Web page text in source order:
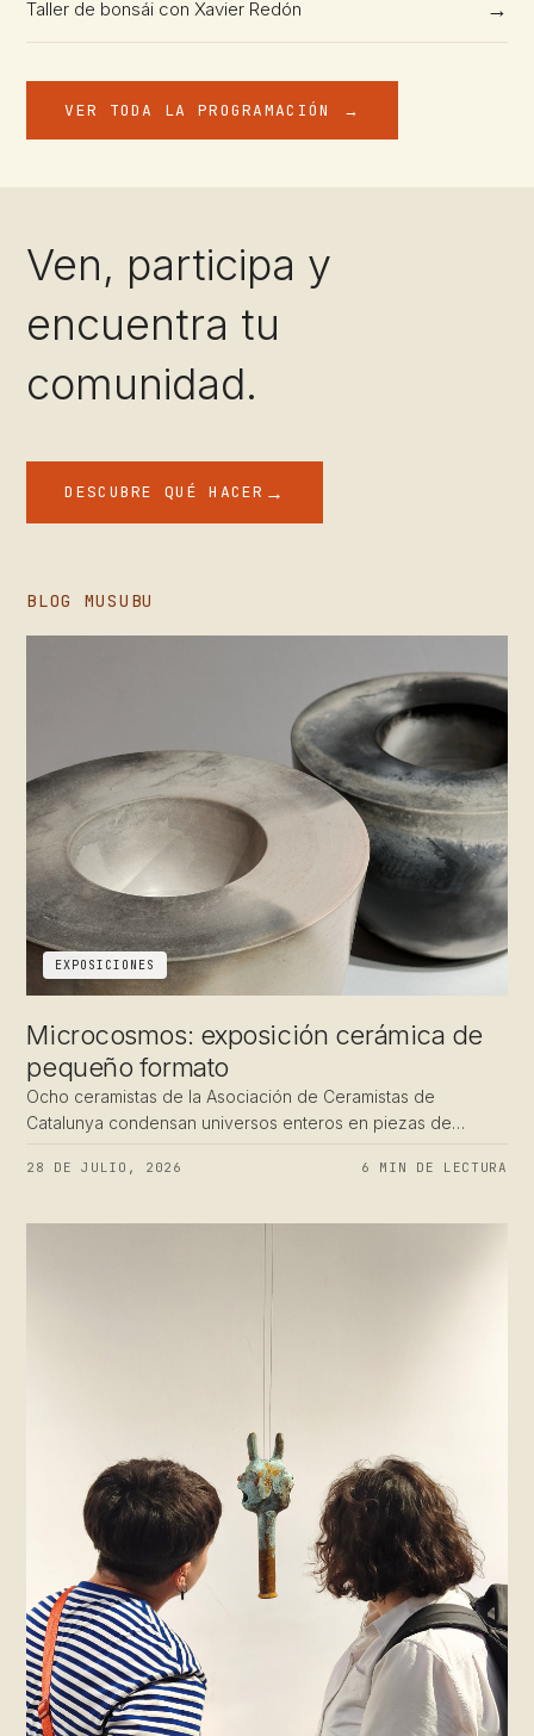
Taller de bonsái con Xavier Redón →
VER TODA LA PROGRAMACIÓN →
Ven, participa y
encuentra tu
comunidad.
DESCUBRE QUÉ HACER →
BLOG MUSUBU
EXPOSICIONES
Microcosmos: exposición cerámica de
pequeño formato
Ocho ceramistas de la Asociación de Ceramistas de
Catalunya condensan universos enteros en piezas de
agosto.
28 DE JULIO, 2026 6 MIN DE LECTURA